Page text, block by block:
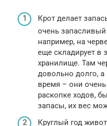
Крот делает
очень
например, на
еще складирует в
хранилище. Там
довольно долго, а
время – они очень
раскопке ходов,
запасы, их вес
Круглый год